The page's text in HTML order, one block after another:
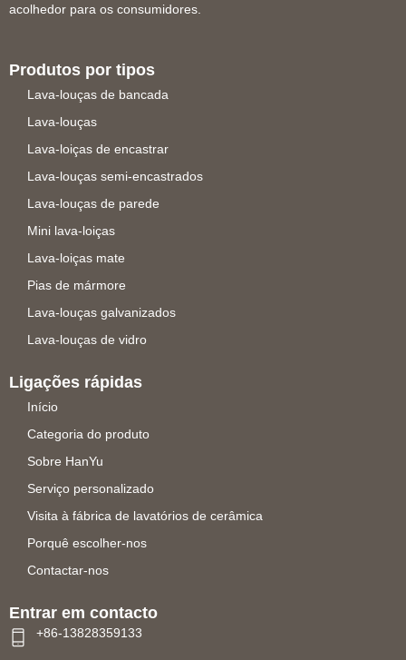
acolhedor para os consumidores.
Produtos por tipos
Lava-louças de bancada
Lava-louças
Lava-loiças de encastrar
Lava-louças semi-encastrados
Lava-louças de parede
Mini lava-loiças
Lava-loiças mate
Pias de mármore
Lava-louças galvanizados
Lava-louças de vidro
Ligações rápidas
Início
Categoria do produto
Sobre HanYu
Serviço personalizado
Visita à fábrica de lavatórios de cerâmica
Porquê escolher-nos
Contactar-nos
Entrar em contacto
+86-13828359133